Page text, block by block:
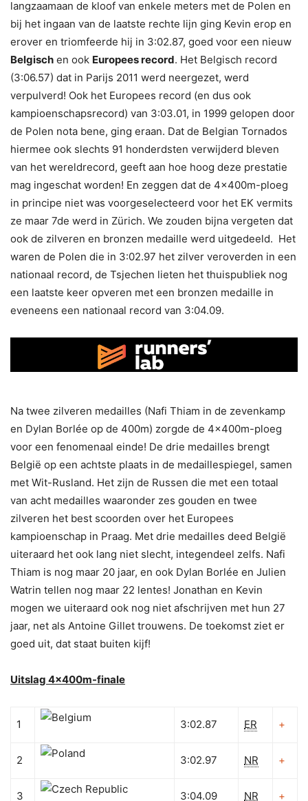
langzaamaan de kloof van enkele meters met de Polen en
bij het ingaan van de laatste rechte lijn ging Kevin erop en
erover en triomfeerde hij in 3:02.87, goed voor een nieuw
Belgisch en ook Europees record. Het Belgisch record
(3:06.57) dat in Parijs 2011 werd neergezet, werd
verpulverd! Ook het Europees record (en dus ook
kampioenschapsrecord) van 3:03.01, in 1999 gelopen door
de Polen nota bene, ging eraan. Dat de Belgian Tornados
hiermee ook slechts 91 honderdsten verwijderd bleven
van het wereldrecord, geeft aan hoe hoog deze prestatie
mag ingeschat worden! En zeggen dat de 4x400m-ploeg
in principe niet was voorgeselecteerd voor het EK vermits
ze maar 7de werd in Zürich. We zouden bijna vergeten dat
ook de zilveren en bronzen medaille werd uitgedeeld. Het
waren de Polen die in 3:02.97 het zilver veroverden in een
nationaal record, de Tsjechen lieten het thuispubliek nog
een laatste keer opveren met een bronzen medaille in
eveneens een nationaal record van 3:04.09.
Na twee zilveren medailles (Nafi Thiam in de zevenkamp
en Dylan Borlée op de 400m) zorgde de 4x400m-ploeg
voor een fenomenaal einde! De drie medailles brengt
België op een achtste plaats in de medaillespiegel, samen
met Wit-Rusland. Het zijn de Russen die met een totaal
van acht medailles waaronder zes gouden en twee
zilveren het best scoorden over het Europees
kampioenschap in Praag. Met drie medailles deed België
uiteraard het ook lang niet slecht, integendeel zelfs. Nafi
Thiam is nog maar 20 jaar, en ook Dylan Borlée en Julien
Watrin tellen nog maar 22 lentes! Jonathan en Kevin
mogen we uiteraard ook nog niet afschrijven met hun 27
jaar, net als Antoine Gillet trouwens. De toekomst ziet er
goed uit, dat staat buiten kijf!
Uitslag 4x400m-finale
1 3:02.87 ER +
2 3:02.97 NR +
3 3:04.09 NR +